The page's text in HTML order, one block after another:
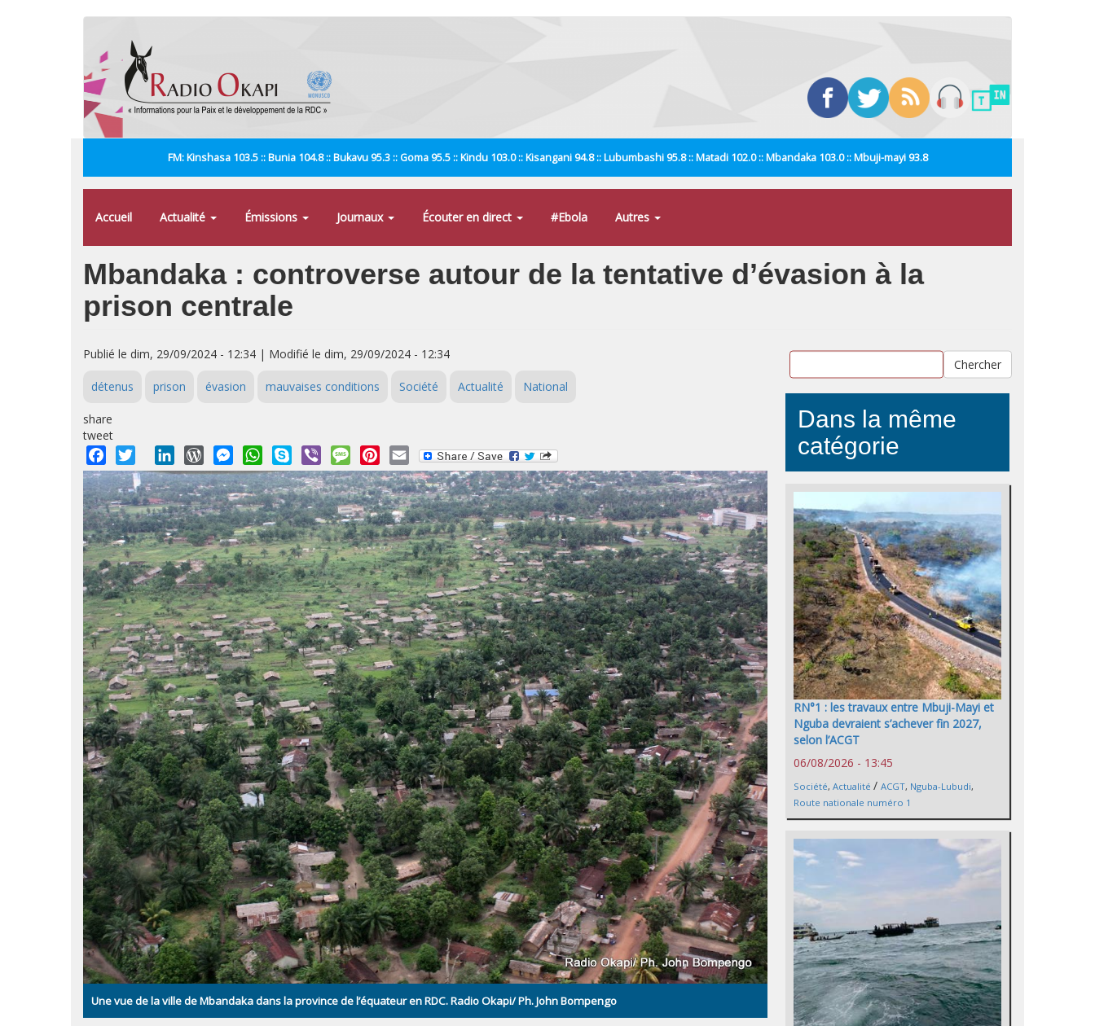
FM: Kinshasa 103.5 :: Bunia 104.8 :: Bukavu 95.3 :: Goma 95.5 :: Kindu 103.0 :: Kisangani 94.8 :: Lubumbashi 95.8 :: Matadi 102.0 :: Mbandaka 103.0 :: Mbuji-mayi 93.8
Accueil Actualité Émissions Journaux Écouter en direct #Ebola Autres
Mbandaka : controverse autour de la tentative d’évasion à la
prison centrale
Publié le dim, 29/09/2024 - 12:34 | Modifié le dim, 29/09/2024 - 12:34
détenus prison évasion mauvaises conditions Société Actualité National
share
tweet
Facebook
Twitter LinkedInWordPressMessengerWhatsApp
Skype Viber MessagePinterest
Email
Une vue de la ville de Mbandaka dans la province de l’équateur en RDC. Radio Okapi/ Ph. John Bompengo
Chercher
Dans la même
catégorie
RN°1 : les travaux entre Mbuji-Mayi et
Nguba devraient s’achever fin 2027,
selon l’ACGT
06/08/2026 - 13:45
Société, Actualité / ACGT, Nguba-Lubudi,
Route nationale numéro 1